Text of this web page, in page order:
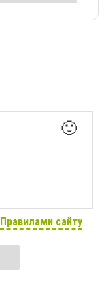
🙂
Правилами сайту